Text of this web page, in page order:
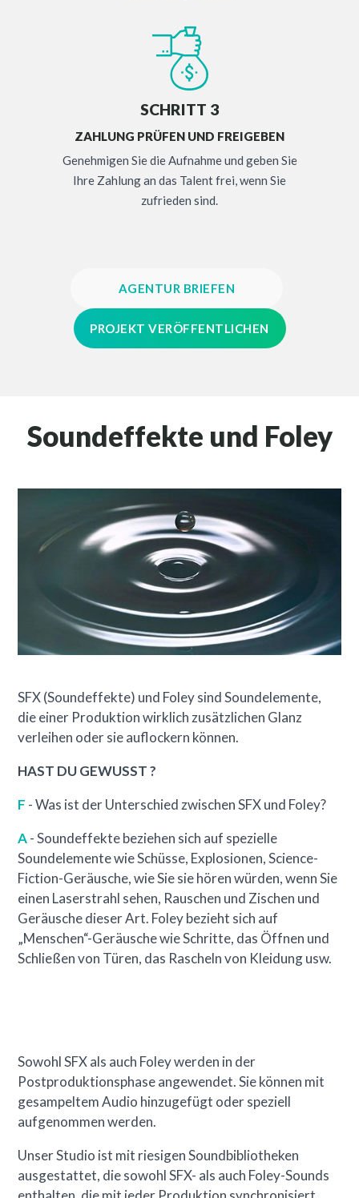
SCHRITT 3
ZAHLUNG PRÜFEN UND FREIGEBEN
Genehmigen Sie die Aufnahme und geben Sie
Ihre Zahlung an das Talent frei, wenn Sie
zufrieden sind.
AGENTUR BRIEFEN
PROJEKT VERÖFFENTLICHEN
Soundeffekte und Foley
SFX (Soundeffekte) und Foley sind Soundelemente,
die einer Produktion wirklich zusätzlichen Glanz
verleihen oder sie auflockern können.
HAST DU GEWUSST ?
F - Was ist der Unterschied zwischen SFX und Foley?
A- Soundeffekte beziehen sich auf spezielle
Soundelemente wie Schüsse, Explosionen, Science-
Fiction-Geräusche, wie Sie sie hören würden, wenn Sie
einen Laserstrahl sehen, Rauschen und Zischen und
Geräusche dieser Art. Foley bezieht sich auf
„Menschen“-Geräusche wie Schritte, das Öffnen und
Schließen von Türen, das Rascheln von Kleidung usw.
Sowohl SFX als auch Foley werden in der
Postproduktionsphase angewendet. Sie können mit
gesampeltem Audio hinzugefügt oder speziell
aufgenommen werden.
Unser Studio ist mit riesigen Soundbibliotheken
ausgestattet, die sowohl SFX- als auch Foley-Sounds